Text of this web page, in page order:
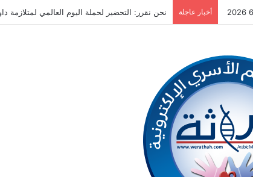
أخبار عاجلة نحن نقرر: التحضير لحملة اليوم العالمي لمتلازمة داون